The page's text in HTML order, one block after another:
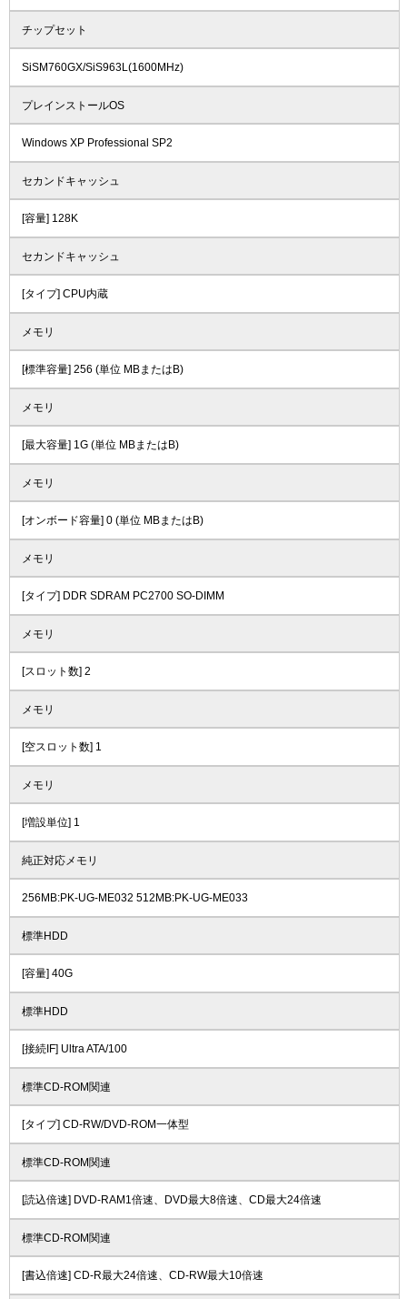
チップセット
SiSM760GX/SiS963L(1600MHz)
プレインストールOS
Windows XP Professional SP2
セカンドキャッシュ
[容量] 128K
セカンドキャッシュ
[タイプ] CPU内蔵
メモリ
[標準容量] 256 (単位 MBまたはB)
メモリ
[最大容量] 1G (単位 MBまたはB)
メモリ
[オンボード容量] 0 (単位 MBまたはB)
メモリ
[タイプ] DDR SDRAM PC2700 SO-DIMM
メモリ
[スロット数] 2
メモリ
[空スロット数] 1
メモリ
[増設単位] 1
純正対応メモリ
256MB:PK-UG-ME032 512MB:PK-UG-ME033
標準HDD
[容量] 40G
標準HDD
[接続IF] Ultra ATA/100
標準CD-ROM関連
[タイプ] CD-RW/DVD-ROM一体型
標準CD-ROM関連
[読込倍速] DVD-RAM1倍速、DVD最大8倍速、CD最大24倍速
標準CD-ROM関連
[書込倍速] CD-R最大24倍速、CD-RW最大10倍速